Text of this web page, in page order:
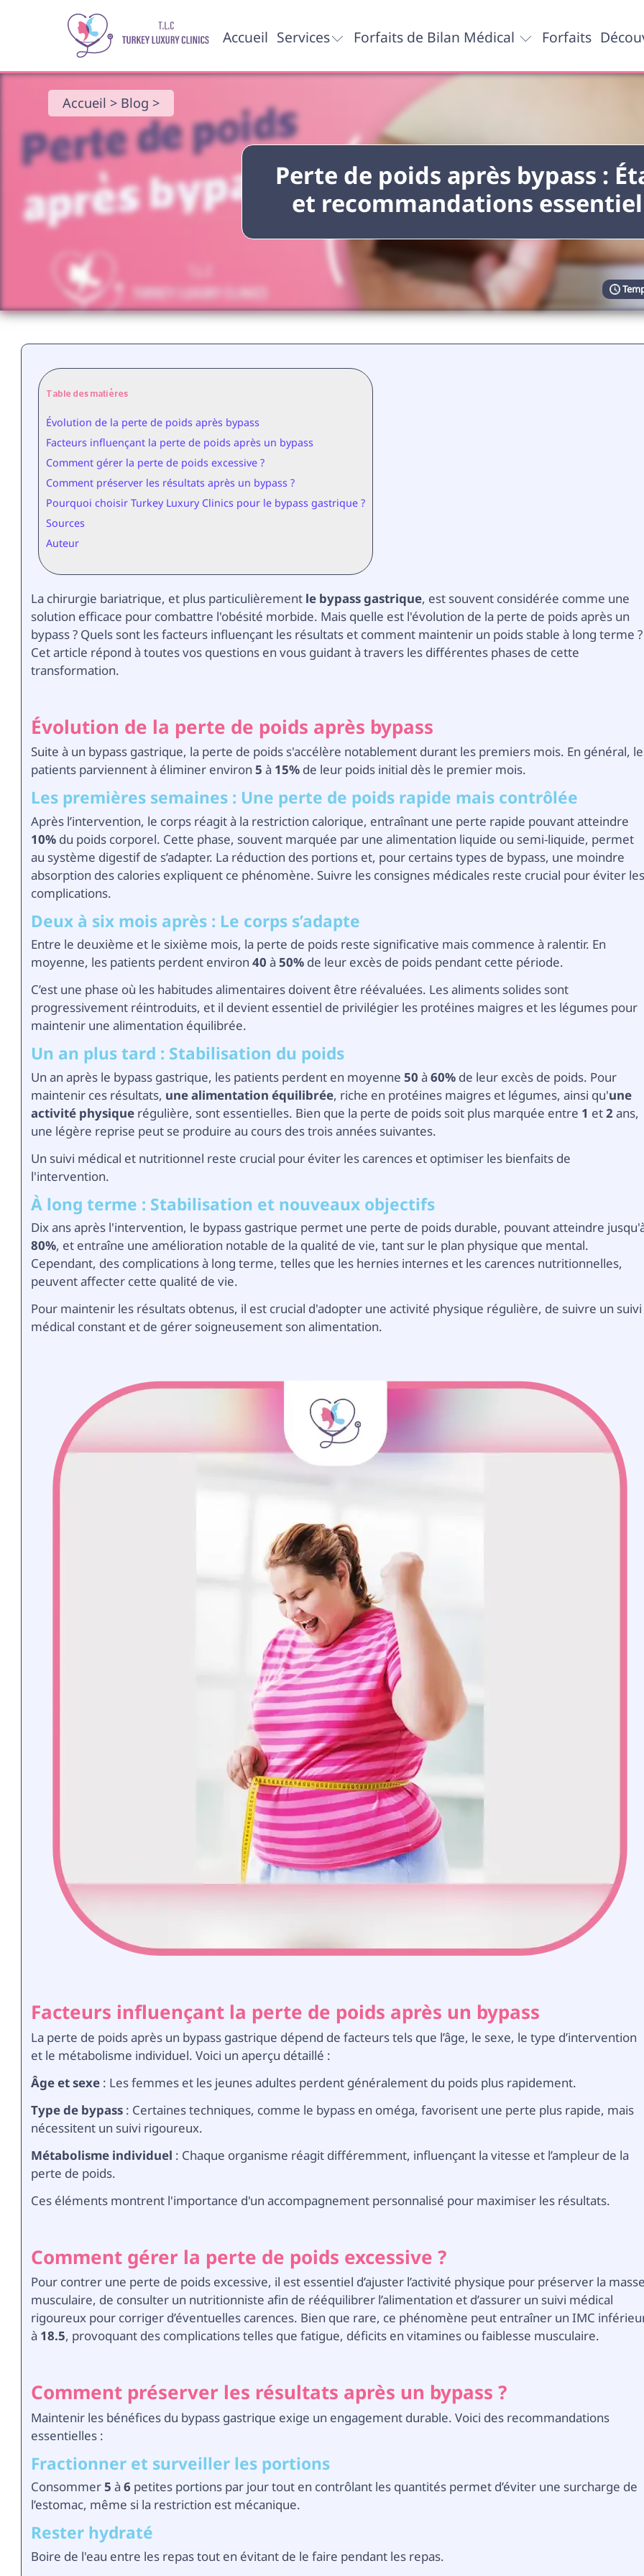
Accueil Services Forfaits de Bilan Médical Forfaits
Perte de poids après bypass :
et recommandations
Accueil > Blog >
Table des matières
Évolution de la perte de poids après bypass
Facteurs influençant la perte de poids après un bypass
Comment gérer la perte de poids excessive ?
Comment préserver les résultats après un bypass ?
Pourquoi choisir Turkey Luxury Clinics pour le bypass gastrique ?
Sources
Auteur
La chirurgie bariatrique, et plus particulièrement le bypass gastrique, est souvent considérée comme une
solution efficace pour combattre l'obésité morbide. Mais quelle est l'évolution de la perte de poids après un
bypass ? Quels sont les facteurs influençant les résultats et comment maintenir un poids stable à long terme ?
Cet article répond à toutes vos questions en vous guidant à travers les différentes phases de cette
transformation.
Évolution de la perte de poids après bypass
Suite à un bypass gastrique, la perte de poids s'accélère notablement durant les premiers mois. En général,
patients parviennent à éliminer environ5 à 15% de leur poids initial dès le premier mois.
Les premières semaines : Une perte de poids rapide mais contrôlée
Après l’intervention, le corps réagit à la restriction calorique, entraînant une perte rapide pouvant atteindre
10% du poids corporel. Cette phase, souvent marquée par une alimentation liquide ou semi-liquide, permet
au système digestif de s’adapter. La réduction des portions et, pour certains types de bypass, une moindre
absorption des calories expliquent ce phénomène. Suivre les consignes médicales reste crucial pour éviter
complications.
Deux à six mois après : Le corps s’adapte
Entre le deuxième et le sixième mois, la perte de poids reste significative mais commence à ralentir. En
moyenne, les patients perdent environ40 à50% de leur excès de poids pendant cette période.
C’est une phase où les habitudes alimentaires doivent être réévaluées. Les aliments solides sont
progressivement réintroduits, et il devient essentiel de privilégier les protéines maigres et les légumes pour
maintenir une alimentation équilibrée.
Un an plus tard : Stabilisation du poids
Un an après le bypass gastrique, les patients perdent en moyenne50 à 60% de leur excès de poids. Pour
maintenir ces résultats, une alimentation équilibrée, riche en protéines maigres et légumes, ainsi qu'une
activité physique régulière, sont essentielles. Bien que la perte de poids soit plus marquée entre 1 et2 ans,
une légère reprise peut se produire au cours des trois années suivantes.
Un suivi médical et nutritionnel reste crucial pour éviter les carences et optimiser les bienfaits de
l'intervention.
À long terme : Stabilisation et nouveaux objectifs
Dix ans après l'intervention, le bypass gastrique permet une perte de poids durable, pouvant atteindre
80%, et entraîne une amélioration notable de la qualité de vie, tant sur le plan physique que mental.
Cependant, des complications à long terme, telles que les hernies internes et les carences nutritionnelles,
peuvent affecter cette qualité de vie.
Pour maintenir les résultats obtenus, il est crucial d'adopter une activité physique régulière, de suivre un suivi
médical constant et de gérer soigneusement son alimentation.
Facteurs influençant la perte de poids après un bypass
La perte de poids après un bypass gastrique dépend de facteurs tels que l’âge, le sexe, le type d’intervention
et le métabolisme individuel. Voici un aperçu détaillé :
Âge et sexe : Les femmes et les jeunes adultes perdent généralement du poids plus rapidement.
Type de bypass : Certaines techniques, comme le bypass en oméga, favorisent une perte plus rapide, mais
nécessitent un suivi rigoureux.
Métabolisme individuel : Chaque organisme réagit différemment, influençant la vitesse et l’ampleur de la
perte de poids.
Ces éléments montrent l'importance d'un accompagnement personnalisé pour maximiser les résultats.
Comment gérer la perte de poids excessive ?
Pour contrer une perte de poids excessive, il est essentiel d’ajuster l’activité physique pour préserver la
musculaire, de consulter un nutritionniste afin de rééquilibrer l’alimentation et d’assurer un suivi médical
rigoureux pour corriger d’éventuelles carences. Bien que rare, ce phénomène peut entraîner un IMC
à 18.5, provoquant des complications telles que fatigue, déficits en vitamines ou faiblesse musculaire.
Comment préserver les résultats après un bypass ?
Maintenir les bénéfices du bypass gastrique exige un engagement durable. Voici des recommandations
essentielles :
Fractionner et surveiller les portions
Consommer5 à6 petites portions par jour tout en contrôlant les quantités permet d’éviter une surcharge de
l’estomac, même si la restriction est mécanique.
Rester hydraté
Boire de l'eau entre les repas tout en évitant de le faire pendant les repas.